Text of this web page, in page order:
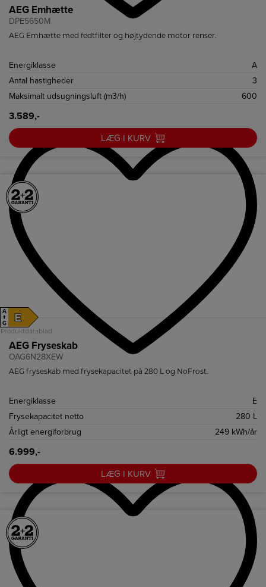
AEG Emhætte
DPE5650M
AEG Emhætte med fedtfilter og højtydende motor renser.
Energiklasse
A
Antal hastigheder
3
Maksimalt udsugningsluft (m3/h)
600
3.589,-
LÆG I KURV
A
↑
G
E
Produktdatablad
AEG Fryseskab
OAG6N28XEW
AEG fryseskab med frysekapacitet på 280 L og NoFrost.
Energiklasse
E
Frysekapacitet netto
280 L
Årligt energiforbrug
249 kWh/år
6.999,-
LÆG I KURV